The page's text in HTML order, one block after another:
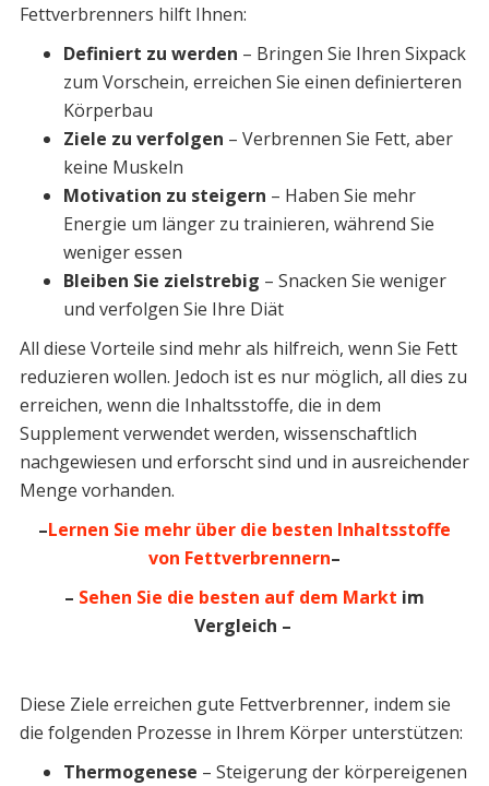
Fettverbrenners hilft Ihnen:
Definiert zu werden – Bringen Sie Ihren Sixpack
zum Vorschein, erreichen Sie einen definierteren
Körperbau
Ziele zu verfolgen – Verbrennen Sie Fett, aber
keine Muskeln
Motivation zu steigern – Haben Sie mehr
Energie um länger zu trainieren, während Sie
weniger essen
Bleiben Sie zielstrebig – Snacken Sie weniger
und verfolgen Sie Ihre Diät
All diese Vorteile sind mehr als hilfreich, wenn Sie Fett
reduzieren wollen. Jedoch ist es nur möglich, all dies zu
erreichen, wenn die Inhaltsstoffe, die in dem
Supplement verwendet werden, wissenschaftlich
nachgewiesen und erforscht sind und in ausreichender
Menge vorhanden.
–Lernen Sie mehr über die besten Inhaltsstoffe
von Fettverbrennern–
– Sehen Sie die besten auf dem Markt im
Vergleich –
Diese Ziele erreichen gute Fettverbrenner, indem sie
die folgenden Prozesse in Ihrem Körper unterstützen:
Thermogenese – Steigerung der körpereigenen